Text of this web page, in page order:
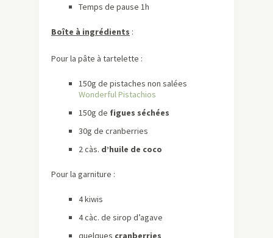
Temps de pause 1h
Boîte à ingrédients :
Pour la pâte à tartelette :
150g de pistaches non salées
Wonderful Pistachios
150g de figues séchées
30g de cranberries
2 càs. d’huile de coco
Pour la garniture :
4 kiwis
4 càc. de sirop d’agave
quelques cranberries